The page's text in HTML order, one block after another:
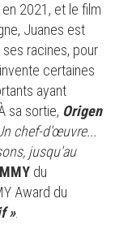
2021, et le film
Juanes est
racines, pour
certaines
ayant
sa sortie, Origen
chef-d'œuvre...
jusqu'au
du
Award du
».